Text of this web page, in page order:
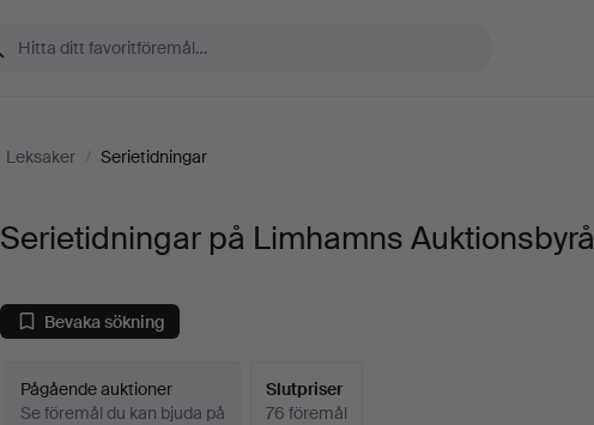
Leksaker / Serietidningar
Serietidningar på Limhamns Auktionsbyrå
Bevaka sökning
Pågående auktioner
Se föremål du kan bjuda på
Slutpriser
76 föremål